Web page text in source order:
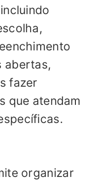
abertas,
fazer
que atendam
organizar